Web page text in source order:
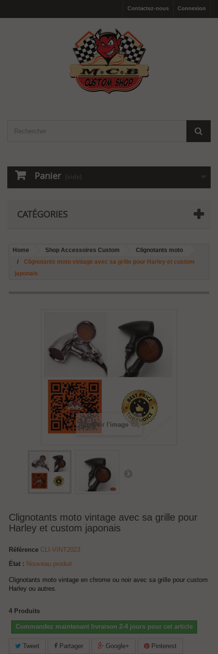
Connexion
Contactez-nous
Panier (vide)
CATÉGORIES
Home Shop Accessoires Custom
Clignotants moto
Clignotants moto vintage avec sa grille pour Harley et custom
japonais
Agrandir l'image
Clignotants moto vintage avec sa grille pour
Harley et custom japonais
Référence CLI-VINT2023
État : Nouveau produit
Clignotants moto vintage en chrome ou noir avec sa grille pour custom
Harley ou autres.
4 Produits
Commandez maintenant livraison 2-4 jours pour cet article
Tweet Partager Google+ Pinterest